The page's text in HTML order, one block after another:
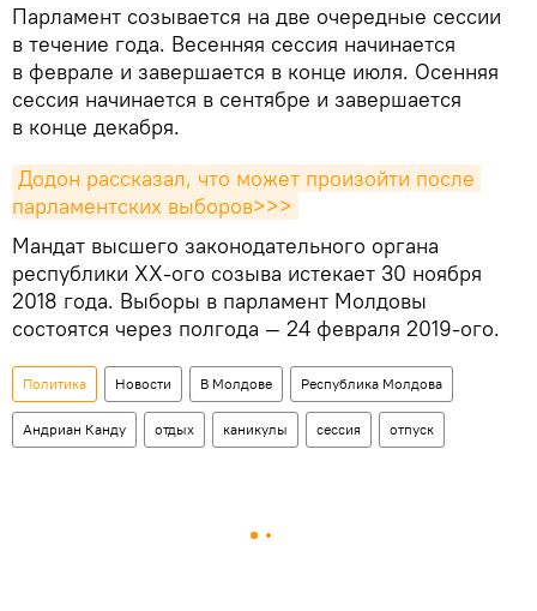
Парламент созывается на две очередные сессии
в течение года. Весенняя сессия начинается
в феврале и завершается в конце июля. Осенняя
сессия начинается в сентябре и завершается
в конце декабря.
Додон рассказал, что может произойти после
парламентских выборов>>>
Мандат высшего законодательного органа
республики XX-ого созыва истекает 30 ноября
2018 года. Выборы в парламент Молдовы
состоятся через полгода — 24 февраля 2019-ого.
Политика Новости В Молдове Республика Молдова
Андриан Канду отдых каникулы сессия отпуск